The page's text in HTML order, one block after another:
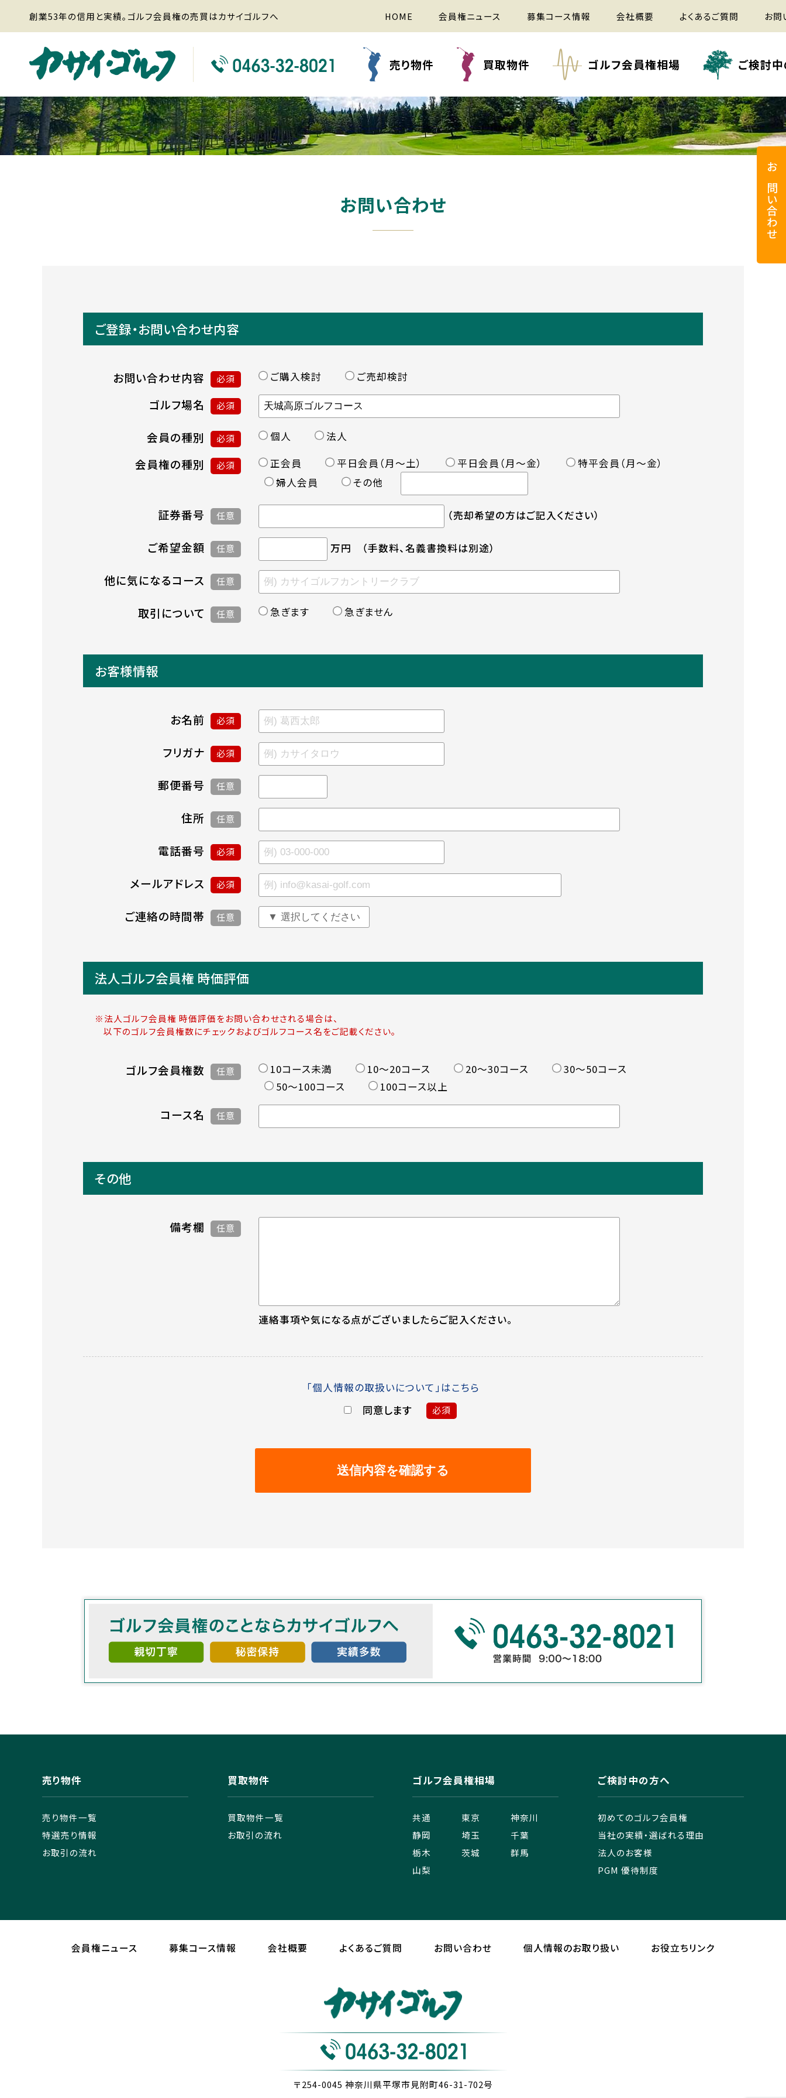
創業53年の信用と実績。ゴルフ会員権の売買はカサイゴルフへ HOME 会員権ニュース 募集コース情報 会社概要 よくあるご質問 お問
売り物件 買取物件 ゴルフ会員権相場 ご検討
お問い合わせ
ご登録・お問い合わせ内容
お問い合わせ内容 必須 ご購入検討 ご売却検討
ゴルフ場名 必須
会員の種別 必須 個人 法人
会員権の種別 必須 正会員 平日会員（月〜土） 平日会員（月〜金）
特平会員（月〜金）
婦人会員
その他
証券番号 任意 （売却希望の方はご記入ください）
ご希望金額 任意 万円 （手数料、名義書換料は別途）
他に気になるコース 任意
取引について 任意 急ぎます 急ぎません
お客様情報
お名前 必須
フリガナ 必須
郵便番号 任意
住所 任意
電話番号 必須
メールアドレス 必須
ご連絡の時間帯 任意
法人ゴルフ会員権 時価評価
※法人ゴルフ会員権 時価評価をお問い合わせされる場合は、
以下のゴルフ会員権数にチェックおよびゴルフコース名をご記載ください。
ゴルフ会員権数 任意 10コース未満 10〜20コース 20〜30コース
30〜50コース
50〜100コース
100コース以上
コース名 任意
その他
備考欄 任意
連絡事項や気になる点がございましたらご記入ください。
「個人情報の取扱いについて」はこちら
同意します 必須
お問い合わせ
売り物件
売り物件一覧
特選売り情報
お取引の流れ
買取物件
買取物件一覧
お取引の流れ
ゴルフ会員権相場
共通 東京
神奈川
静岡
埼玉
千葉
栃木
茨城
群馬
山梨
ご検討中の方へ
初めてのゴルフ会員権
当社の実績・選ばれる理由
法人のお客様
PGM 優待制度
会員権ニュース 募集コース情報 会社概要 よくあるご質問 お問い合わせ 個人情報のお取り扱い お役立ちリンク
〒254-0045 神奈川県平塚市見附町46-31-702号